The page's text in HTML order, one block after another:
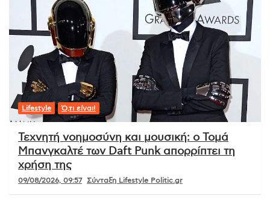
Lifestyle Ό,τι είναι!
Τεχνητή νοημοσύνη και μουσική: ο Τομά
Μπανγκαλτέ των Daft Punk απορρίπτει τη
χρήση της
09/08/2026, 09:57 Σύνταξη Lifestyle Politic.gr